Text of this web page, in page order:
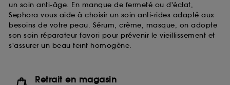
un soin anti-âge. En manque de fermeté ou d'éclat,
Sephora vous aide à choisir un soin anti-rides adapté aux
besoins de votre peau. Sérum, crème, masque, on adopte
son soin réparateur favori pour prévenir le vieillissement et
s'assurer un beau teint homogène.
Retrait en magasin